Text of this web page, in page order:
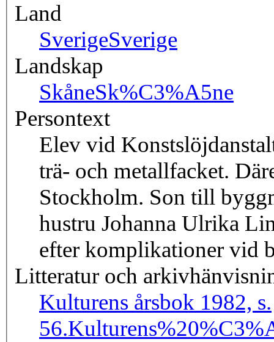
Land
SverigeSverige
Landskap
SkåneSk%C3%A5ne
Persontext
Elev vid
trä- och metallfacket.
Stockholm. Son till
hustru Johanna Ulrika
efter komplikationer vid
Litteratur och
Kulturens årsbok 1982, s.
56.